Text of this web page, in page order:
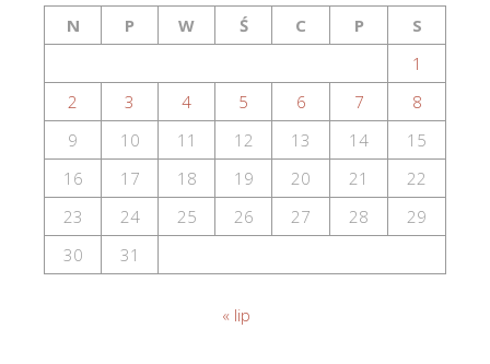
N
P W Ś C P
S
1
2
3 4 5 6 7
8
9
10 11 12 13 14
15
16
17 18 19 20 21
22
23
24 25 26 27 28
29
30
31
« lip